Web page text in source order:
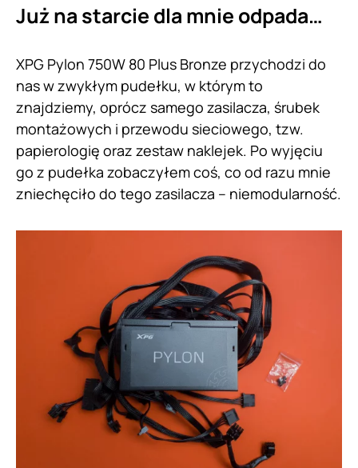
Już na starcie dla mnie odpada…
XPG Pylon 750W 80 Plus Bronze przychodzi do
nas w zwykłym pudełku, w którym to
znajdziemy, oprócz samego zasilacza, śrubek
montażowych i przewodu sieciowego, tzw.
papierologię oraz zestaw naklejek. Po wyjęciu
go z pudełka zobaczyłem coś, co od razu mnie
zniechęciło do tego zasilacza – niemodularność.